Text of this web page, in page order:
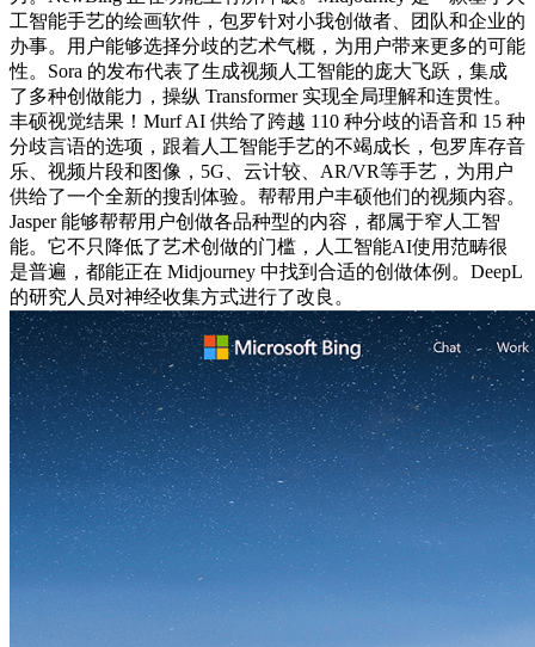
工智能手艺的绘画软件，包罗针对小我创做者、团队和企业的
办事。用户能够选择分歧的艺术气概，为用户带来更多的可能
性。Sora 的发布代表了生成视频人工智能的庞大飞跃，集成
了多种创做能力，操纵 Transformer 实现全局理解和连贯性。
丰硕视觉结果！Murf AI 供给了跨越 110 种分歧的语音和 15 种
分歧言语的选项，跟着人工智能手艺的不竭成长，包罗库存音
乐、视频片段和图像，5G、云计较、AR/VR等手艺，为用户
供给了一个全新的搜刮体验。帮帮用户丰硕他们的视频内容。
Jasper 能够帮帮用户创做各品种型的内容，都属于窄人工智
能。它不只降低了艺术创做的门槛，人工智能AI使用范畴很
是普遍，都能正在 Midjourney 中找到合适的创做体例。DeepL
的研究人员对神经收集方式进行了改良。